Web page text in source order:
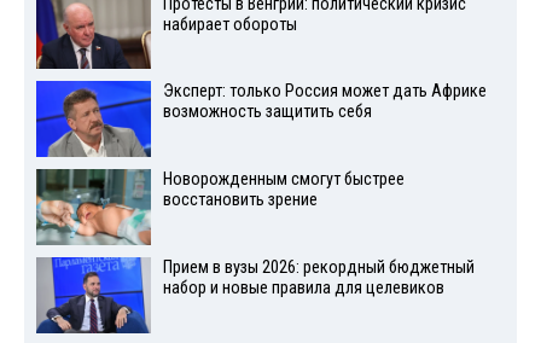
набирает обороты
Эксперт: только Россия может дать Африке
возможность защитить себя
Новорожденным смогут быстрее
восстановить зрение
Прием в вузы 2026: рекордный бюджетный
набор и новые правила для целевиков